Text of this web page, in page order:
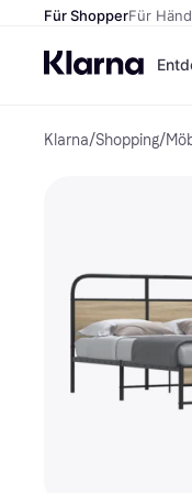
Für ShopperFür
Klarna/Shopping/